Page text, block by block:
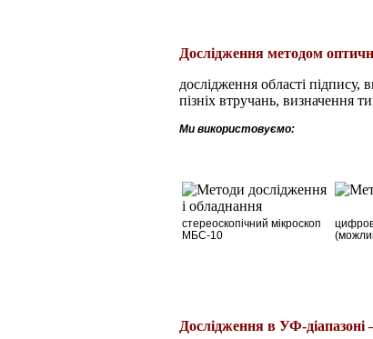
Дослідження методом
дослідження області
пізніх втручань, визначення
Ми використовуємо:
стереоскопічний мікроскоп
МБС-10
Дослідження в УФ-діапазоні